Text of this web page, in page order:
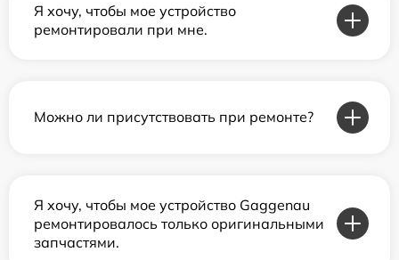
Я хочу, чтобы мое устройство
ремонтировали при мне.
Можно ли присутствовать при ремонте?
Я хочу, чтобы мое устройство Gaggenau
ремонтировалось только оригинальными
запчастями.